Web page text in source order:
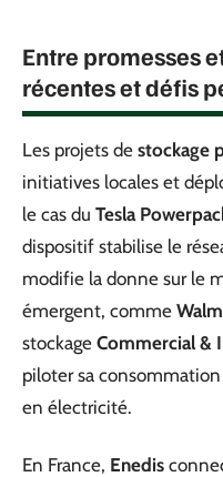
Entre promesses
récentes et défis
Les projets de stockage
initiatives locales et
le cas du Tesla
dispositif stabilise le
modifie la donne sur le
émergent, comme
stockage Commercial &
piloter sa
en électricité.
En France, Enedis